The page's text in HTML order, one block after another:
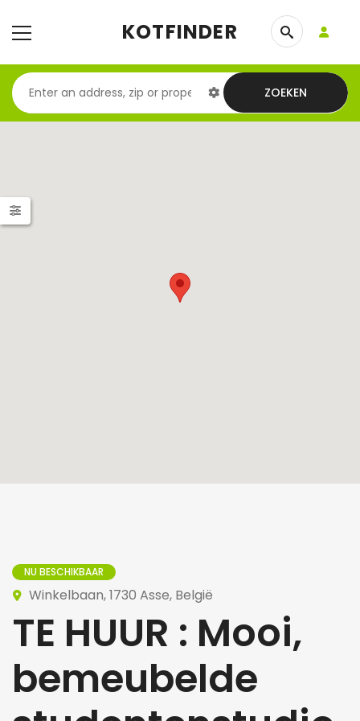
KOTFINDER
ZOEKEN
NU BESCHIKBAAR
Winkelbaan, 1730 Asse, België
TE HUUR : Mooi,
bemeubelde